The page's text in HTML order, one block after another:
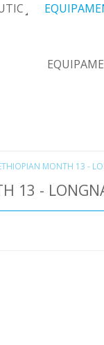
MONTH 13 -
13 -